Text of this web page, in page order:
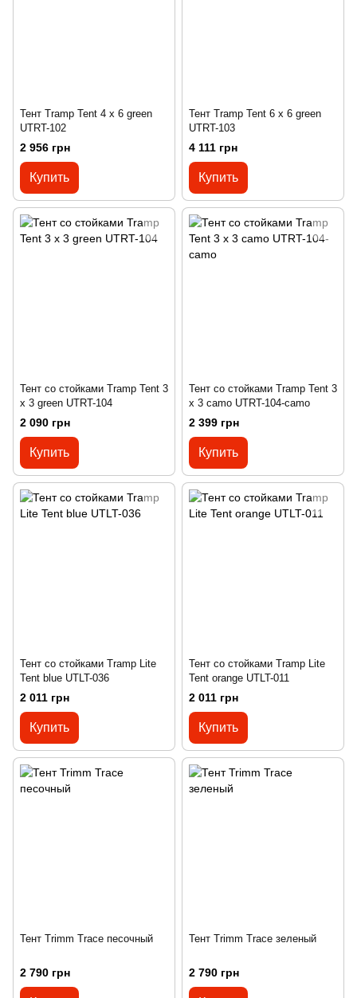
Тент Tramp Tent 4 х 6 green
UTRT-102
2 956 грн
Купить
Тент Tramp Tent 6 х 6 green
UTRT-103
4 111 грн
Купить
Тент со стойками Tramp Tent 3
х 3 green UTRT-104
2 090 грн
Купить
Тент со стойками Tramp Tent 3
х 3 camo UTRT-104-camo
2 399 грн
Купить
Тент со стойками Tramp Lite
Tent blue UTLT-036
2 011 грн
Купить
Тент со стойками Tramp Lite
Tent orange UTLT-011
2 011 грн
Купить
Тент Trimm Trace песочный
2 790 грн
Тент Trimm Trace зеленый
2 790 грн